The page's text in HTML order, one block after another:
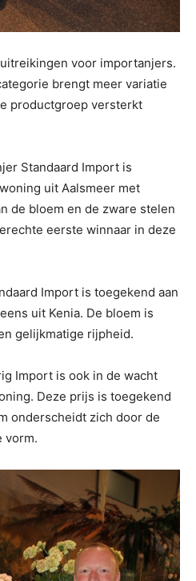
voor importanjers.
brengt meer variatie
productgroep versterkt
Standaard Import is
uit Aalsmeer met
de bloem en de zware stelen
eerste winnaar in deze
Import is toegekend aan
uit Kenia. De bloem is
gelijkmatige rijpheid.
Import is ook in de wacht
Deze prijs is toegekend
onderscheidt zich door de
vorm.